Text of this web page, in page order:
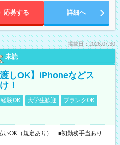
応募する 詳細へ
掲載日：2026.07.30
未読
しOK】iPhoneなどス
！
験OK 大学生歓迎
ブランクOK
OK（規定あり） ■初勤務手当あり